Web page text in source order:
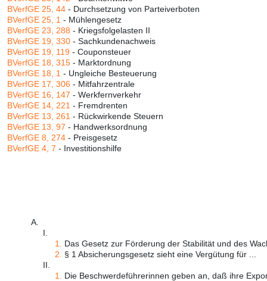
BVerfGE 25, 44 - Durchsetzung von Parteiverboten
BVerfGE 25, 1 - Mühlengesetz
BVerfGE 23, 288 - Kriegsfolgelasten II
BVerfGE 19, 330 - Sachkundenachweis
BVerfGE 19, 119 - Couponsteuer
BVerfGE 18, 315 - Marktordnung
BVerfGE 18, 1 - Ungleiche Besteuerung
BVerfGE 17, 306 - Mitfahrzentrale
BVerfGE 16, 147 - Werkfernverkehr
BVerfGE 14, 221 - Fremdrenten
BVerfGE 13, 261 - Rückwirkende Steuern
BVerfGE 13, 97 - Handwerksordnung
BVerfGE 8, 274 - Preisgesetz
BVerfGE 4, 7 - Investitionshilfe
A.
I.
1.
Das Gesetz zur Förderung der Stabilität und des
2.
§ 1 Absicherungsgesetz sieht eine Vergütung für ...
II.
1.
Die Beschwerdeführerinnen geben an, daß ihre